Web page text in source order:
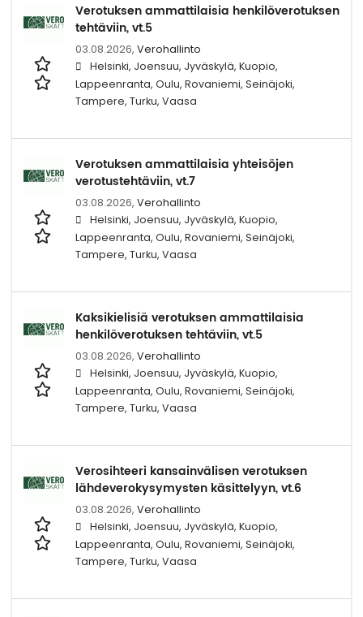
Verotuksen ammattilaisia henkilöverotuksen
tehtäviin, vt.5
03.08.2026, Verohallinto
Helsinki, Joensuu, Jyväskylä, Kuopio,
Lappeenranta, Oulu, Rovaniemi, Seinäjoki,
Tampere, Turku, Vaasa
Verotuksen ammattilaisia yhteisöjen
verotustehtäviin, vt.7
03.08.2026, Verohallinto
Helsinki, Joensuu, Jyväskylä, Kuopio,
Lappeenranta, Oulu, Rovaniemi, Seinäjoki,
Tampere, Turku, Vaasa
Kaksikielisiä verotuksen ammattilaisia
henkilöverotuksen tehtäviin, vt.5
03.08.2026, Verohallinto
Helsinki, Joensuu, Jyväskylä, Kuopio,
Lappeenranta, Oulu, Rovaniemi, Seinäjoki,
Tampere, Turku, Vaasa
Verosihteeri kansainvälisen verotuksen
lähdeverokysymysten käsittelyyn, vt.6
03.08.2026, Verohallinto
Helsinki, Joensuu, Jyväskylä, Kuopio,
Lappeenranta, Oulu, Rovaniemi, Seinäjoki,
Tampere, Turku, Vaasa